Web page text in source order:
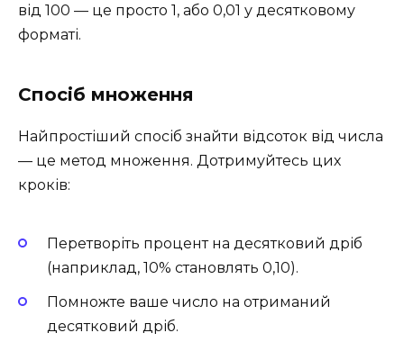
від 100 — це просто 1, або 0,01 у десятковому
форматі.
Спосіб множення
Найпростіший спосіб знайти відсоток від числа
— це метод множення. Дотримуйтесь цих
кроків:
Перетворіть процент на десятковий дріб
(наприклад, 10% становлять 0,10).
Помножте ваше число на отриманий
десятковий дріб.